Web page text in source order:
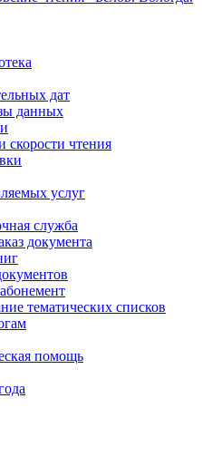
дат
данных
скорости чтения
услуг
служба
документа
тематических списков
помощь